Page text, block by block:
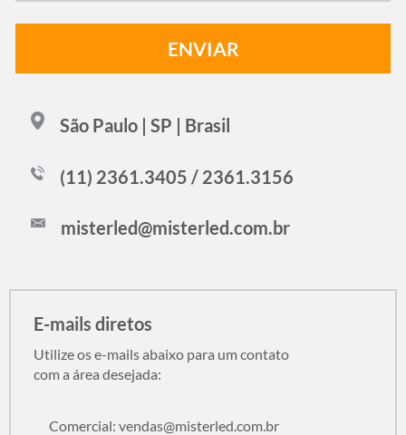
São Paulo | SP | Brasil
(11) 2361.3405 / 2361.3156
misterled@misterled.com.br
E-mails diretos
Utilize os e-mails abaixo para um contato
com a área desejada:
Comercial: vendas@misterled.com.br